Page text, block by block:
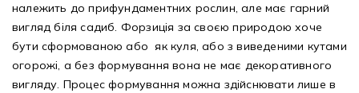
належить до прифундаментних рослин, але має гарний
вигляд біля садиб. Форзиція за своєю природою хоче
бути сформованою або як куля, або з виведеними кутами
огорожі, а без формування вона не має декоративного
вигляду. Процес формування можна здійснювати лише в